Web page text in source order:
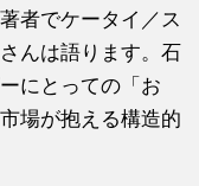
者でケータイ／ス
んは語ります。石
にとっての「お
場が抱える構造的